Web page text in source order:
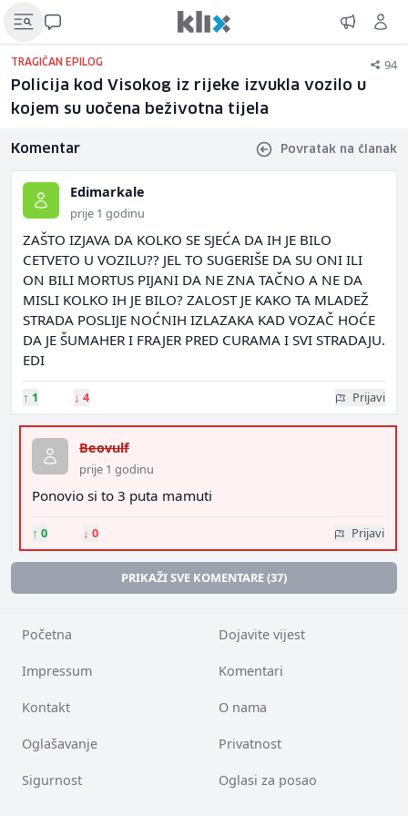
TRAGIČAN EPILOG 94
Policija kod Visokog iz rijeke izvukla vozilo u
kojem su uočena beživotna tijela
Komentar Povratak na članak
Edimarkale
prije 1 godinu
ZAŠTO IZJAVA DA KOLKO SE SJEĆA DA IH JE BILO
CETVETO U VOZILU?? JEL TO SUGERIŠE DA SU ONI ILI
ON BILI MORTUS PIJANI DA NE ZNA TAČNO A NE DA
MISLI KOLKO IH JE BILO? ZALOST JE KAKO TA MLADEŽ
STRADA POSLIJE NOĆNIH IZLAZAKA KAD VOZAČ HOĆE
DA JE ŠUMAHER I FRAJER PRED CURAMA I SVI STRADAJU.
EDI
↑ 1 ↓ 4 Prijavi
Beovulf
prije 1 godinu
Ponovio si to 3 puta mamuti
↑ 0 ↓ 0 Prijavi
PRIKAŽI SVE KOMENTARE (37)
Početna Dojavite vijest
Impressum Komentari
Kontakt O nama
Oglašavanje Privatnost
Sigurnost Oglasi za posao